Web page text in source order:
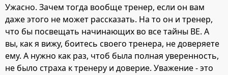
Ужасно. Зачем тогда вообще тренер, если он вам
даже этого не может рассказать. На то он и тренер,
что бы посвещать начинающих во все тайны ВЕ. А
вы, как я вижу, боитесь своего тренера, не доверяете
ему. А нужно как раз, чтоб была полная уверенность,
не было страха к тренеру и доверие. Уважение - это